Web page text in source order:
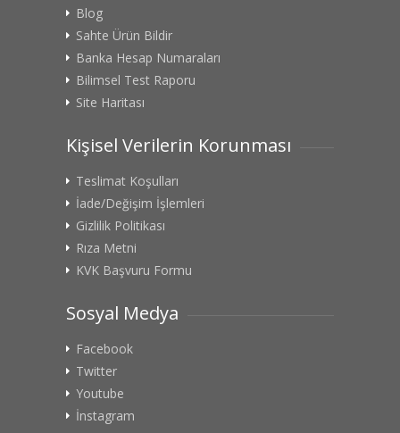
Blog
Sahte Ürün Bildir
Banka Hesap Numaraları
Bilimsel Test Raporu
Site Haritası
Kişisel Verilerin Korunması
Teslimat Koşulları
İade/Değişim İşlemleri
Gizlilik Politikası
Rıza Metni
KVK Başvuru Formu
Sosyal Medya
Facebook
Twitter
Youtube
İnstagram